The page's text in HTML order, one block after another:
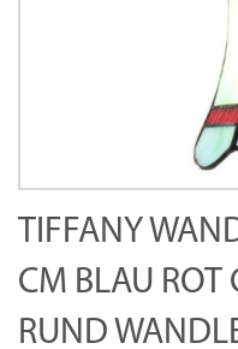
TIFFANY
CM BLAU ROT
RUND